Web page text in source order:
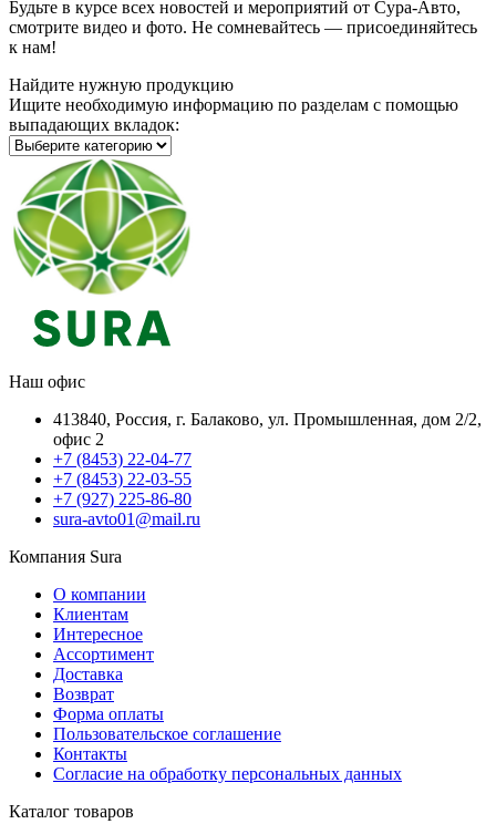
Будьте в курсе всех новостей и мероприятий от Сура-Авто,
смотрите видео и фото. Не сомневайтесь — присоединяйтесь
к нам!
Найдите нужную продукцию
Ищите необходимую информацию по разделам с помощью
выпадающих вкладок:
Наш офис
413840, Россия, г. Балаково, ул. Промышленная, дом 2/2,
офис 2
+7 (8453) 22-04-77
+7 (8453) 22-03-55
+7 (927) 225-86-80
sura-avto01@mail.ru
Компания Sura
О компании
Клиентам
Интересное
Ассортимент
Доставка
Возврат
Форма оплаты
Пользовательское соглашение
Контакты
Согласие на обработку персональных данных
Каталог товаров